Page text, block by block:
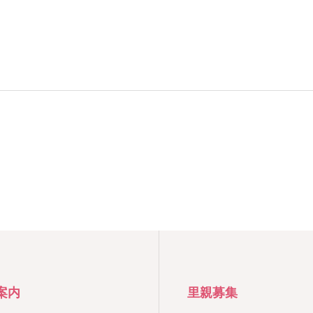
内 里親募集